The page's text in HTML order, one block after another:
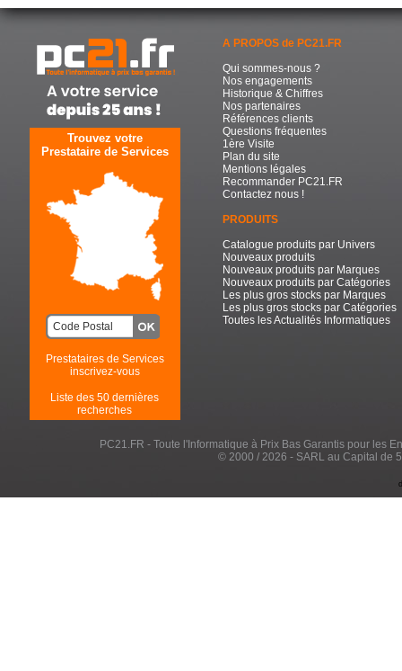
Trouvez votre
Prestataire de Services
Prestataires de Services
inscrivez-vous
Liste des 50 dernières
recherches
A PROPOS de PC21.FR
Qui sommes-nous ?
Nos engagements
Historique & Chiffres
Nos partenaires
Références clients
Questions fréquentes
1ère Visite
Plan du site
Mentions légales
Recommander PC21.FR
Contactez nous !
PRODUITS
Catalogue produits par Univers
Nouveaux produits
Nouveaux produits par Marques
Nouveaux produits par Catégories
Les plus gros stocks par Marques
Les plus gros stocks par Catégories
Toutes les Actualités Informatiques
PC21.FR - Toute l'Informatique à Prix Bas Garantis pour les
© 2000 / 2026 - SARL au Capital de